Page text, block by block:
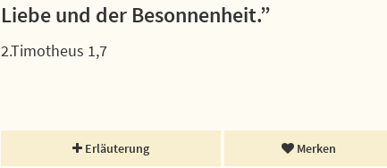
Liebe und der Besonnenheit.”
2.Timotheus 1,7
Erläuterung Merken